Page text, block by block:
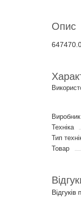
Опис
Виробник
Техніка
Тип
Товар